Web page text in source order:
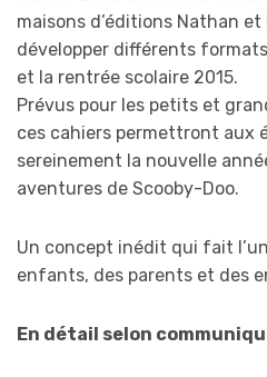
maisons d’éditions Nathan et
développer différents
et la rentrée scolaire 2015.
Prévus pour les petits et
ces cahiers permettront aux
sereinement la nouvelle
aventures de Scooby-Doo.
Un concept inédit qui fait
enfants, des parents et des
En détail selon